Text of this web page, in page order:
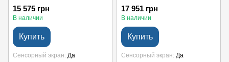
15 575 грн
В наличии
Купить
Сенсорный экран Да
17 951 грн
В наличии
Купить
Сенсорный экран Да